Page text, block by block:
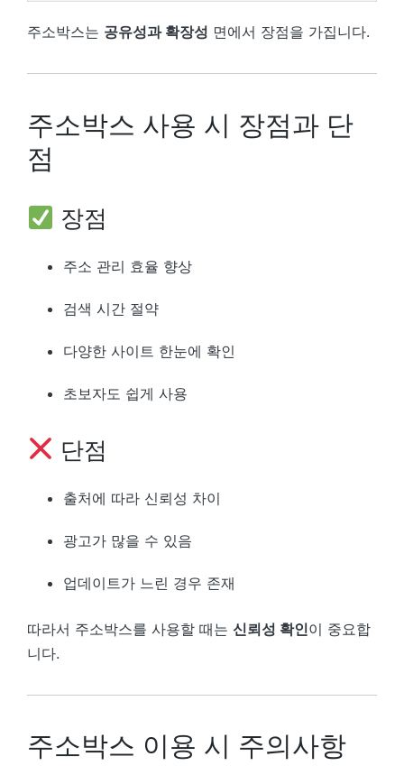
주소박스는 공유성과 확장성 면에서 장점을 가집니다.
주소박스 사용 시 장점과 단
점
장점
주소 관리 효율 향상
검색 시간 절약
다양한 사이트 한눈에 확인
초보자도 쉽게 사용
단점
출처에 따라 신뢰성 차이
광고가 많을 수 있음
업데이트가 느린 경우 존재
따라서 주소박스를 사용할 때는 신뢰성 확인이 중요합
니다.
주소박스 이용 시 주의사항